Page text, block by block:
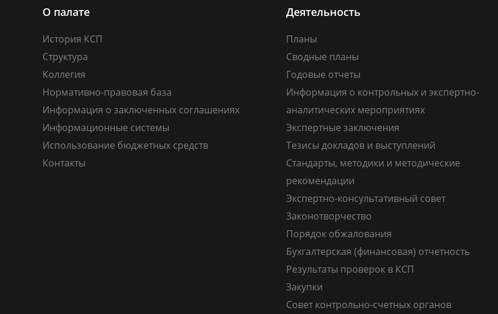
О палате
История КСП
Структура
Коллегия
Нормативно-правовая база
Информация о заключенных соглашениях
Информационные системы
Использование бюджетных средств
Контакты
Деятельность
Планы
Сводные планы
Годовые отчеты
Информация о контрольных и экспертно-
аналитических мероприятиях
Экспертные заключения
Тезисы докладов и выступлений
Стандарты, методики и методические
рекомендации
Экспертно-консультативный совет
Законотворчество
Порядок обжалования
Бухгалтерская (финансовая) отчетность
Результаты проверок в КСП
Закупки
Совет контрольно-счетных органов